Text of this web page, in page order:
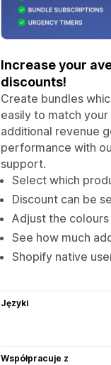
Increase your
discounts!
Create bundles
easily to match
additional revenue
performance with
support.
Select which
Discount can be
Adjust the
See how much
Shopify native
Języki
Współpracuje z